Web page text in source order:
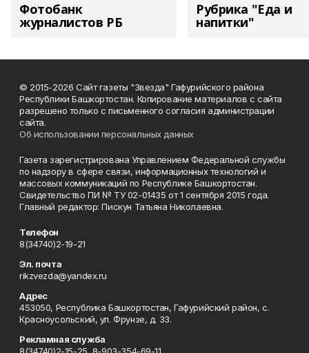
Фотобанк
журналистов РБ
Рубрика "Еда и
напитки"
© 2015-2026 Сайт газеты "Звезда" Гафурийского района
Республики Башкортостан. Копирование материалов с сайта
разрешено только с письменного согласия администрации
сайта.
Об использовании персональных данных
Газета зарегистрирована Управлением Федеральной службы
по надзору в сфере связи, информационных технологий и
массовых коммуникаций по Республике Башкортостан.
Свидетельство ПИ № ТУ 02-01435 от 1 сентября 2015 года.
Главный редактор: Пискун Татьяна Николаевна.
Телефон
8(34740)2-19-21
Эл. почта
rikzvezda@yandex.ru
Адрес
453050, Республика Башкортостан, Гафурийский район, с.
Красноусольский, ул. Фрунзе, д. 33.
Рекламная служба